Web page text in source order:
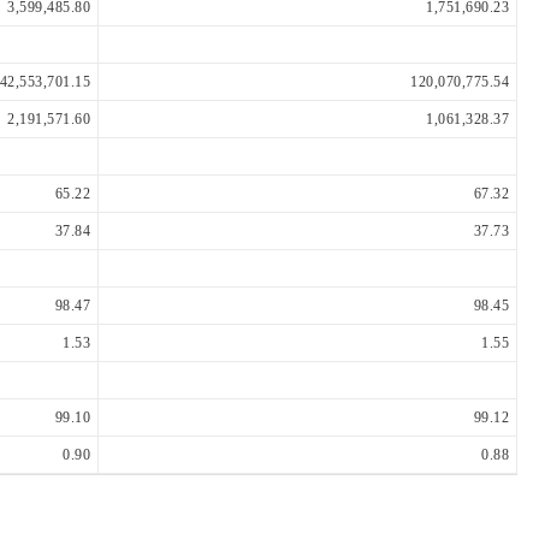
3,599,485.80 1,751,690.23
120,070,775.54
2,191,571.60 1,061,328.37
65.22 67.32
37.84 37.73
98.47 98.45
1.53 1.55
99.10 99.12
0.90 0.88